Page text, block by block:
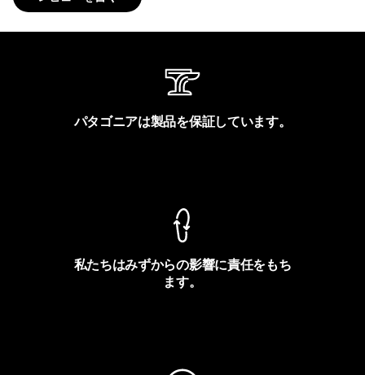
パタゴニアは製品を保証しています。
私たちはみずからの影響に責任をもち
ます。